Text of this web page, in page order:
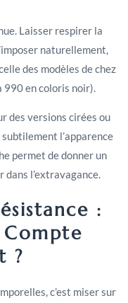
Laisser respirer la
naturellement,
des modèles de chez
990 en coloris noir).
des versions cirées ou
l’apparence
permet de donner un
l’extravagance.
:
?
c’est miser sur